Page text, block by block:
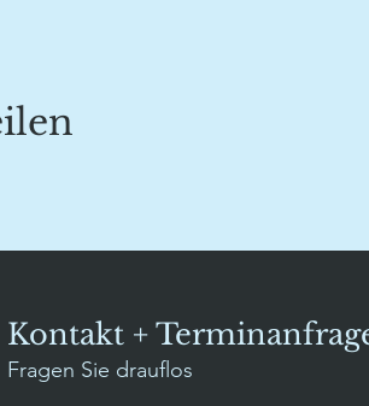
Kontakt +
Fragen Sie drauflos